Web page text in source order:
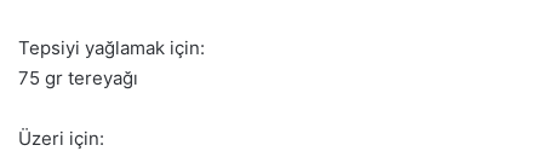
Tepsiyi yağlamak için:
75 gr tereyağı
Üzeri için: